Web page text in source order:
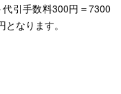
引手数料300円＝7300
なります。